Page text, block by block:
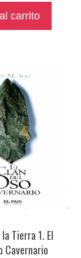
carrito
Tierra 1. El
Cavernario